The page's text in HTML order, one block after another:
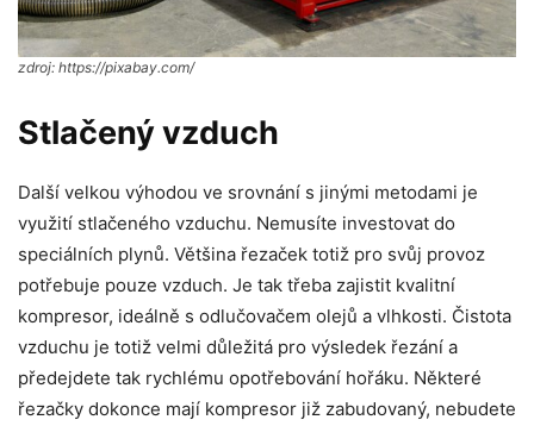
zdroj: https://pixabay.com/
Stlačený vzduch
Další velkou výhodou ve srovnání s jinými metodami je
využití stlačeného vzduchu. Nemusíte investovat do
speciálních plynů. Většina řezaček totiž pro svůj provoz
potřebuje pouze vzduch. Je tak třeba zajistit kvalitní
kompresor, ideálně s odlučovačem olejů a vlhkosti. Čistota
vzduchu je totiž velmi důležitá pro výsledek řezání a
předejdete tak rychlému opotřebování hořáku. Některé
řezačky dokonce mají kompresor již zabudovaný, nebudete